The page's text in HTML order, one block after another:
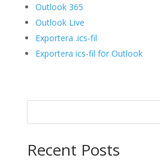
Outlook 365
Outlook Live
Exportera .ics-fil
Exportera ics-fil för Outlook
Recent Posts